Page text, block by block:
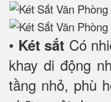
• Két sắt Có
khay di động
tầng nhỏ, phù